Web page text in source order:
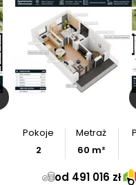
Pokoje
2
Metraż
60 m²
od 491 016 zł